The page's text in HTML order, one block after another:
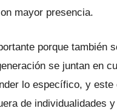
mayor presencia.
porque también
se juntan en
lo específico, y
de individualidades